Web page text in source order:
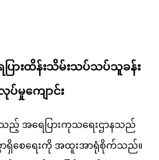
ားထိန်းသိမ်းသပ်သပ်သူခန်း
ပ်မှုကျောင်း
ည့် အရေပြားကုသရေးဌာနသည်
းစွာရှိစေရေးကို အထူးအာရုံစိုက်သည်။